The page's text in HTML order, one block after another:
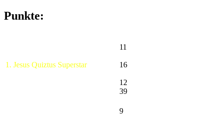
Punkte:
1. Jesus Quiztus Superstar
11
16
12
39
9